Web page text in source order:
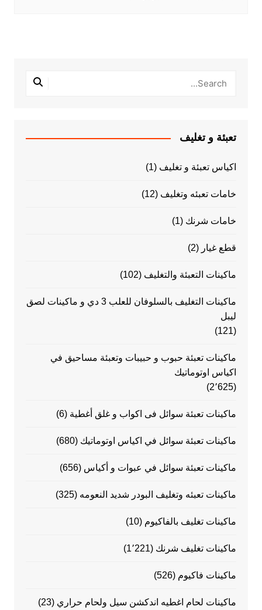
تعبئة و تغليف
اكياس تعبئة و تغليف (1)
خامات تعبئه وتغليف (12)
خامات شرنك (1)
قطع غيار (2)
ماكينات التعبئة والتغليف (102)
ماكينات التغليف بالسلوفان للعلب 3 دي و ماكينات لصق
ليبل
(121)
ماكينات تعبئة حبوب و حبيبات وتعبئة مساحيق في
اكياس اوتوماتيك
(2٬625)
ماكينات تعبئة سوائل فى اكواب و غلق أغطية (6)
ماكينات تعبئة سوائل في اكياس اوتوماتيك (680)
ماكينات تعبئة سوائل في عبوات و أكياس (656)
ماكينات تعبئه وتغليف البودر شديد النعومه (325)
ماكينات تغليف بالفاكيوم (10)
ماكينات تغليف شرنك (1٬221)
ماكينات فاكيوم (526)
ماكينات لحام اغطيه اندكشن سيل ولحام حراري (23)